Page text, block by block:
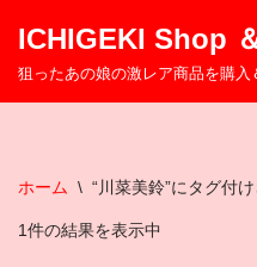
コ
ツ
ス
ICHIGEKI Shop
狙ったあの娘の激レア商品を購入
ホーム \ “川菜美鈴”にタグ付
1件の結果を表示中